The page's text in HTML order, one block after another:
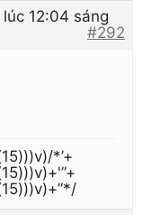
12:04 sáng
#292
*’+